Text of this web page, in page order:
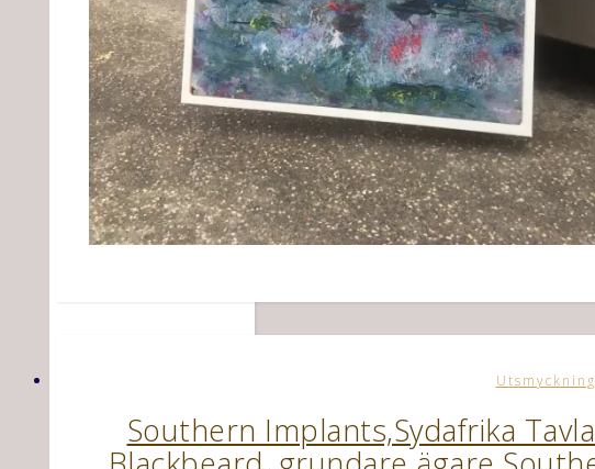
Southern Implants,Sydafrika